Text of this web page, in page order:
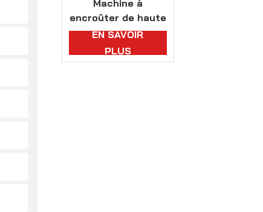
Machine à
encroûter de haute
qualité pour sablés
EN SAVOIR
PLUS